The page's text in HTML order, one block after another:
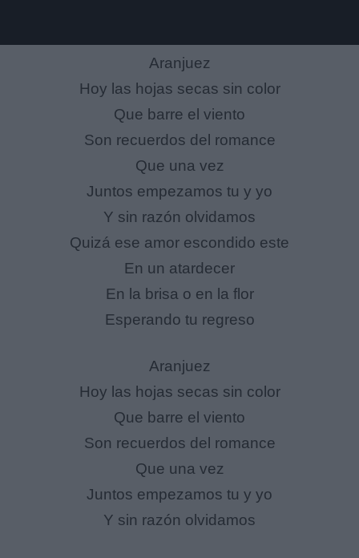
Aranjuez
Hoy las hojas secas sin color
Que barre el viento
Son recuerdos del romance
Que una vez
Juntos empezamos tu y yo
Y sin razón olvidamos
Quizá ese amor escondido este
En un atardecer
En la brisa o en la flor
Esperando tu regreso
Aranjuez
Hoy las hojas secas sin color
Que barre el viento
Son recuerdos del romance
Que una vez
Juntos empezamos tu y yo
Y sin razón olvidamos